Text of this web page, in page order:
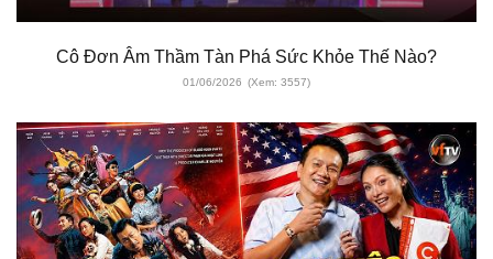
Cô Đơn Âm Thầm Tàn Phá Sức Khỏe Thế Nào?
01/06/2026 (Xem: 3557)